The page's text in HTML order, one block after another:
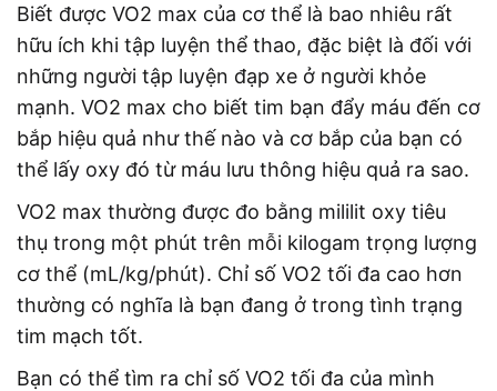
Biết được VO2 max của cơ thể là bao nhiêu rất
hữu ích khi tập luyện thể thao, đặc biệt là đối với
những người tập luyện đạp xe ở người khỏe
mạnh. VO2 max cho biết tim bạn đẩy máu đến cơ
bắp hiệu quả như thế nào và cơ bắp của bạn có
thể lấy oxy đó từ máu lưu thông hiệu quả ra sao.
VO2 max thường được đo bằng mililit oxy tiêu
thụ trong một phút trên mỗi kilogam trọng lượng
cơ thể (mL/kg/phút). Chỉ số VO2 tối đa cao hơn
thường có nghĩa là bạn đang ở trong tình trạng
tim mạch tốt.
Bạn có thể tìm ra chỉ số VO2 tối đa của mình